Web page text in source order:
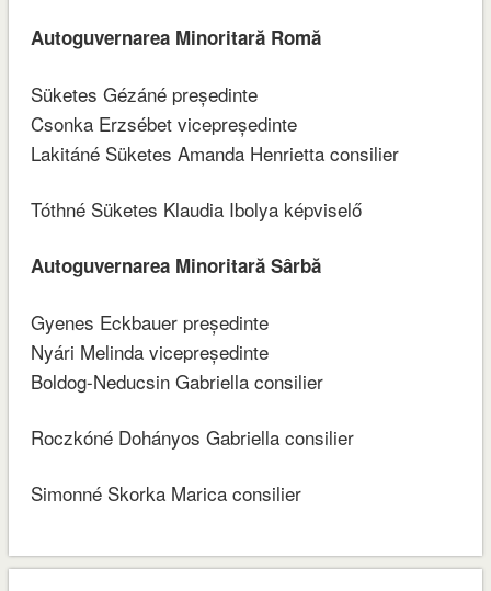
Autoguvernarea Minoritară Romă
Süketes Gézáné președinte
Csonka Erzsébet vicepreședinte
Lakitáné Süketes Amanda Henrietta consilier
Tóthné Süketes Klaudia Ibolya képviselő
Autoguvernarea Minoritară Sârbă
Gyenes Eckbauer președinte
Nyári Melinda vicepreședinte
Boldog-Neducsin Gabriella consilier
Roczkóné Dohányos Gabriella consilier
Simonné Skorka Marica consilier